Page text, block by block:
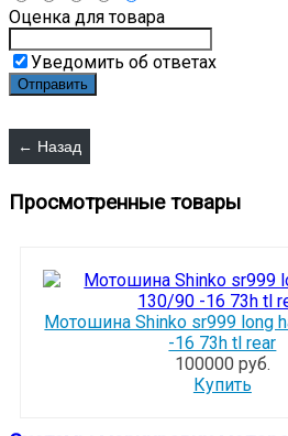
Оценка для товара
Уведомить об ответах
Просмотренные товары
Мотошина Shinko sr999 long
-16 73h tl rear
100000 руб.
Купить